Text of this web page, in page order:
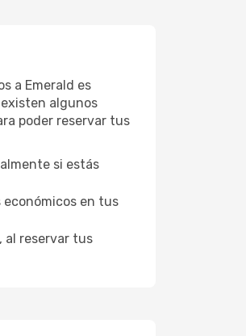
a Emerald es
algunos
poder reservar tus
si estás
económicos en tus
al reservar tus